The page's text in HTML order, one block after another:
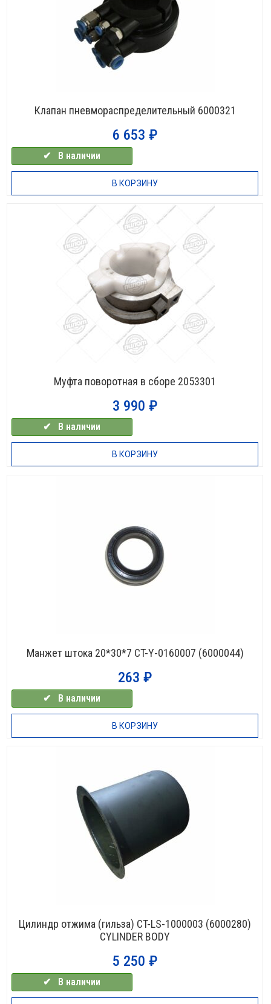
Клапан пневмораспределительный 6000321
6 653 ₽
✔⠀В наличии
В КОРЗИНУ
Муфта поворотная в сборе 2053301
3 990 ₽
✔⠀В наличии
В КОРЗИНУ
Манжет штока 20*30*7 CT-Y-0160007 (6000044)
263 ₽
✔⠀В наличии
В КОРЗИНУ
Цилиндр отжима (гильза) CT-LS-1000003 (6000280)
CYLINDER BODY
5 250 ₽
✔⠀В наличии